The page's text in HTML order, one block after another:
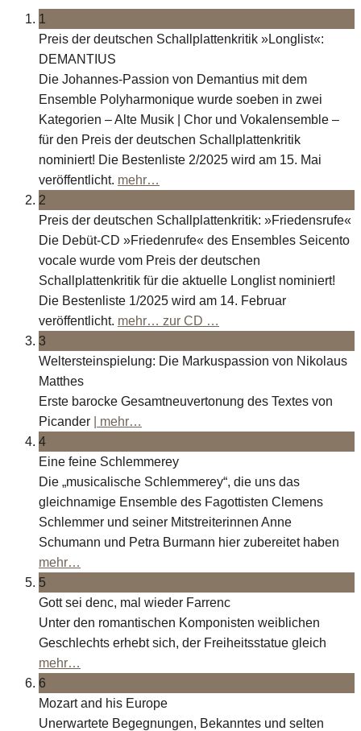
1
Preis der deutschen Schallplattenkritik »Longlist«:
DEMANTIUS
Die Johannes-Passion von Demantius mit dem
Ensemble Polyharmonique wurde soeben in zwei
Kategorien – Alte Musik | Chor und Vokalensemble –
für den Preis der deutschen Schallplattenkritik
nominiert! Die Bestenliste 2/2025 wird am 15. Mai
veröffentlicht. mehr…
2
Preis der deutschen Schallplattenkritik: »Friedensrufe«
Die Debüt-CD »Friedenrufe« des Ensembles Seicento
vocale wurde vom Preis der deutschen
Schallplattenkritik für die aktuelle Longlist nominiert!
Die Bestenliste 1/2025 wird am 14. Februar
veröffentlicht. mehr… zur CD …
3
Weltersteinspielung: Die Markuspassion von Nikolaus
Matthes
Erste barocke Gesamtneuvertonung des Textes von
Picander
| mehr…
4
Eine feine Schlemmerey
Die „musicalische Schlemmerey“, die uns das
gleichnamige Ensemble des Fagottisten Clemens
Schlemmer und seiner Mitstreiterinnen Anne
Schumann und Petra Burmann hier zubereitet haben
mehr…
5
Gott sei denc, mal wieder Farrenc
Unter den romantischen Komponisten weiblichen
Geschlechts erhebt sich, der Freiheitsstatue gleich
mehr…
6
Mozart and his Europe
Unerwartete Begegnungen, Bekanntes und selten